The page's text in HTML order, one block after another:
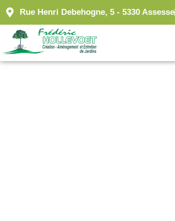
Rue Henri Debehogne, 5 - 5330 Assesse